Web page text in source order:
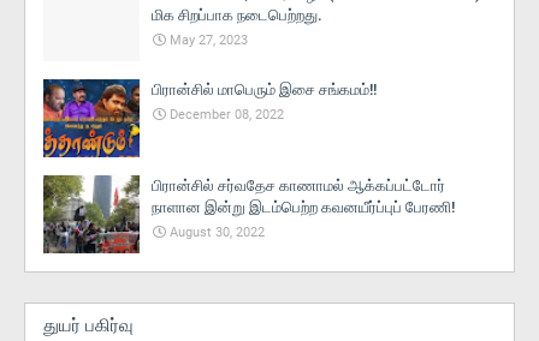
மிக சிறப்பாக நடைபெற்றது.
May 27, 2023
பிரான்சில் மாபெரும் இசை சங்கமம்!!
December 08, 2022
பிரான்சில் சர்வதேச காணாமல் ஆக்கப்பட்டோர்
நாளான இன்று இடம்பெற்ற கவனயீர்ப்புப் பேரணி!
August 30, 2022
துயர் பகிர்வு